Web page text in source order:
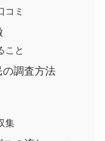
コミ
こと
の調査方法
集